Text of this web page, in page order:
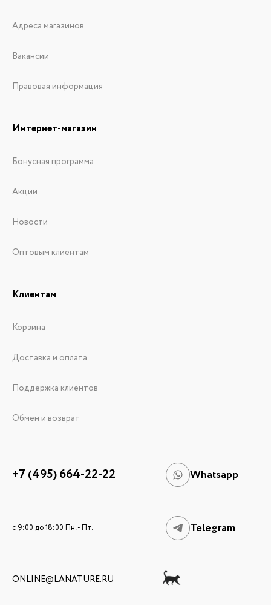
Адреса магазинов
Вакансии
Правовая информация
Интернет-магазин
Бонусная программа
Акции
Новости
Оптовым клиентам
Клиентам
Корзина
Доставка и оплата
Поддержка клиентов
Обмен и возврат
+7 (495) 664-22-22 Whatsapp
c 9:00 до 18:00 Пн. - Пт. Telegram
ONLINE@LANATURE.RU